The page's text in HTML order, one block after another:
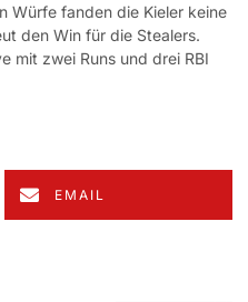
Würfe fanden die Kieler keine
den Win für die Stealers.
mit zwei Runs und drei RBI
EMAIL